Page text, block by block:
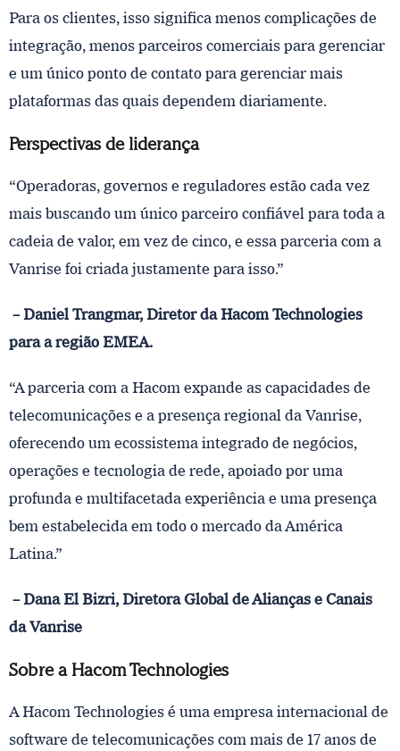
Para os clientes, isso significa menos complicações de
integração, menos parceiros comerciais para gerenciar
e um único ponto de contato para gerenciar mais
plataformas das quais dependem diariamente.
Perspectivas de liderança
“Operadoras, governos e reguladores estão cada vez
mais buscando um único parceiro confiável para toda a
cadeia de valor, em vez de cinco, e essa parceria com a
Vanrise foi criada justamente para isso.”
– Daniel Trangmar, Diretor da Hacom Technologies
para a região EMEA.
“A parceria com a Hacom expande as capacidades de
telecomunicações e a presença regional da Vanrise,
oferecendo um ecossistema integrado de negócios,
operações e tecnologia de rede, apoiado por uma
profunda e multifacetada experiência e uma presença
bem estabelecida em todo o mercado da América
Latina.”
– Dana El Bizri, Diretora Global de Alianças e Canais
da Vanrise
Sobre a Hacom Technologies
A Hacom Technologies é uma empresa internacional de
software de telecomunicações com mais de 17 anos de